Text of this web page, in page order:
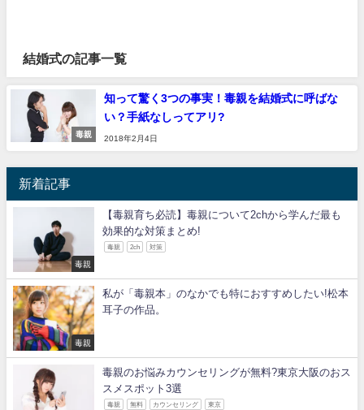
結婚式の記事一覧
毒親
知って驚く3つの事実！毒親を結婚式に呼ばな
い？手紙なしってアリ?
2018年2月4日
新着記事
毒親
【毒親育ち必読】毒親について2chから学んだ最も
効果的な対策まとめ!
毒親 2ch 対策
毒親
私が「毒親本」のなかでも特におすすめしたい!松本
耳子の作品。
毒親のお悩みカウンセリングが無料?東京大阪のおス
スメスポット3選
毒親 無料 カウンセリング 東京